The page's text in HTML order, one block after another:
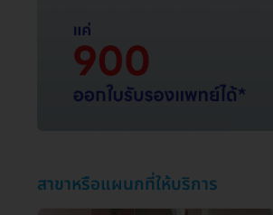
สาขาหรือแผนกที่ให้บริการ